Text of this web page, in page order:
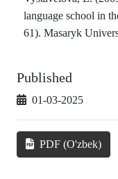
language school in
61). Masaryk
Published
01-03-2025
PDF (O'zbek)